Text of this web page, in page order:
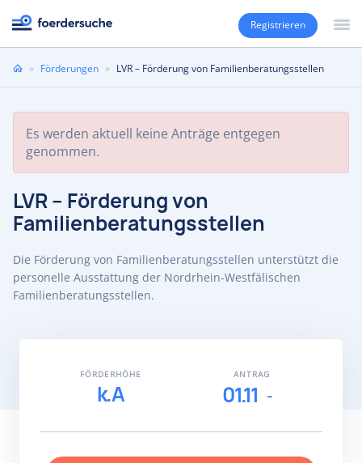
Registrieren
Sie
hier
» Förderungen » LVR – Förderung von Familienberatungsstellen
Es werden aktuell keine Anträge entgegen
genommen.
LVR – Förderung von
Familienberatungsstellen
Die Förderung von Familienberatungsstellen unterstützt die
personelle Ausstattung der Nordrhein-Westfälischen
Familienberatungsstellen.
FÖRDERHÖHE
k.A
ANTRAG
01.11